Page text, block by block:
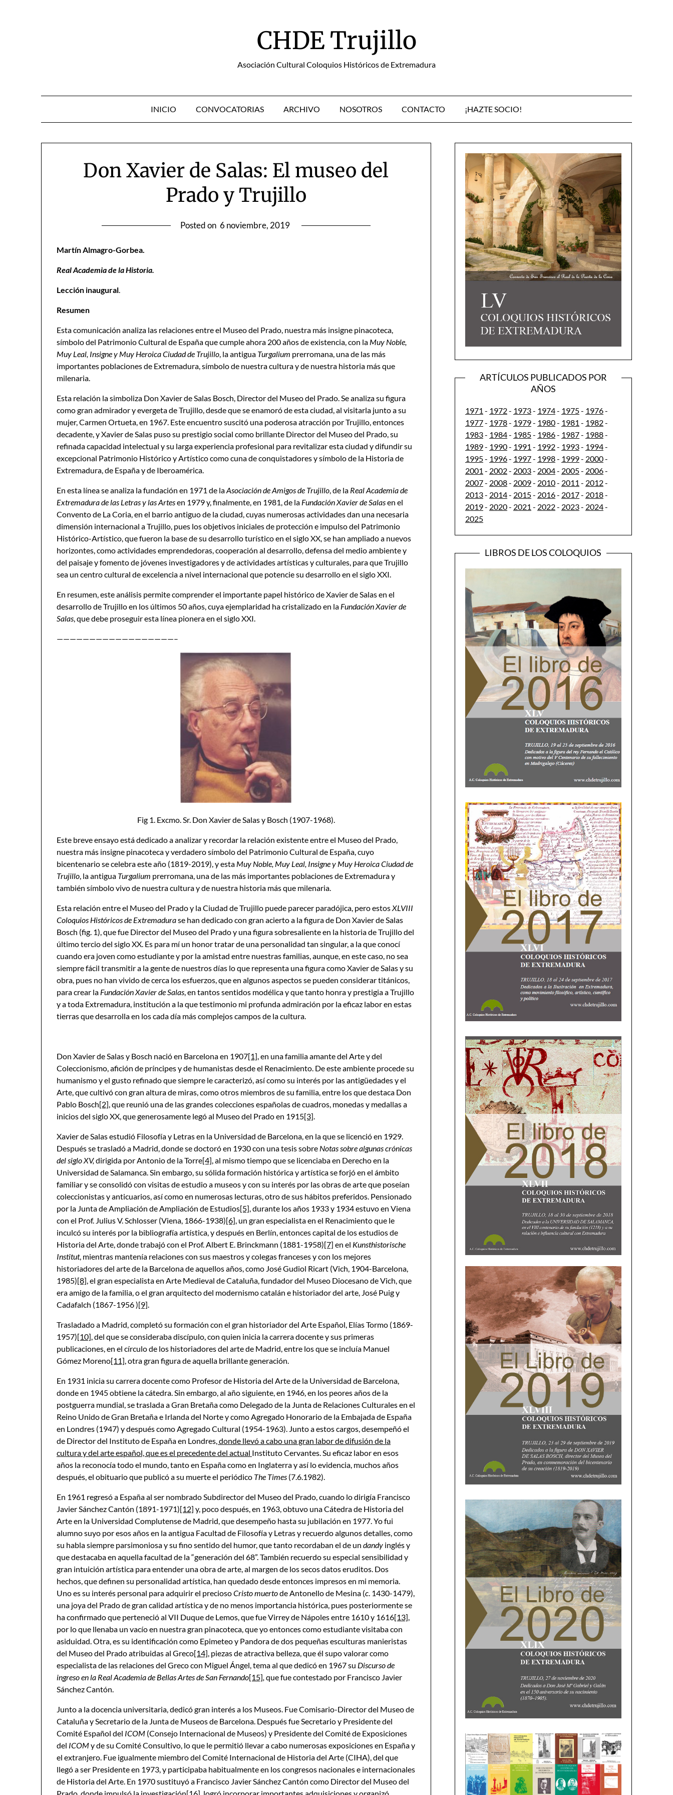
CHDE Trujillo
Asociación Cultural Coloquios Históricos de Extremadura
INICIO CONVOCATORIAS ARCHIVO NOSOTROS CONTACTO ¡HAZTE SOCIO!
Don Xavier de Salas: El museo del
Prado y Trujillo
Posted on 6 noviembre, 2019
Martín Almagro-Gorbea.
Real Academia de la Historia.
Lección inaugural.
Resumen
Esta comunicación analiza las relaciones entre el Museo del Prado, nuestra más insigne pinacoteca,
símbolo del Patrimonio Cultural de España que cumple ahora 200 años de existencia, con la Muy Noble,
Muy Leal, Insigne y Muy Heroica Ciudadde Trujillo, la antigua Turgalium prerromana, una de las más
importantes poblaciones de Extremadura, símbolo de nuestra cultura y de nuestra historia más que
milenaria.
Esta relación la simboliza Don Xavier de Salas Bosch, Director del Museo del Prado. Se analiza su figura
como gran admirador y evergeta de Trujillo, desde que se enamoró de esta ciudad, al visitarla junto a su
mujer, Carmen Ortueta, en 1967. Este encuentro suscitó una poderosa atracción por Trujillo, entonces
decadente, y Xavier de Salas puso su prestigio social como brillante Director del Museo del Prado, su
refinada capacidad intelectual y su larga experiencia profesional para revitalizar esta ciudad y difundir su
excepcional Patrimonio Histórico y Artístico como cuna de conquistadores y símbolo de la Historia de
Extremadura, de España y de Iberoamérica.
En esta línea se analiza la fundación en 1971 de laAsociación de Amigos de Trujillo, de la Real Academia de
Extremadura de las Letras y las Artesen 1979 y, finalmente, en 1981, de la Fundación Xavier de Salasen el
Convento de La Coria, en el barrio antiguo de la ciudad, cuyas numerosas actividades dan una necesaria
dimensión internacional a Trujillo, pues los objetivos iniciales de protección e impulso del Patrimonio
Histórico-Artístico, que fueron la base de su desarrollo turístico en el siglo XX, se han ampliado a nuevos
horizontes, como actividades emprendedoras, cooperación al desarrollo, defensa del medio ambiente y
del paisaje y fomento de jóvenes investigadores y de actividades artísticas y culturales, para que Trujillo
sea un centro cultural de excelencia a nivel internacional que potencie su desarrollo en el siglo XXI.
En resumen, este análisis permite comprender el importante papel histórico de Xavier de Salas en el
desarrollo de Trujillo en los últimos 50 años, cuya ejemplaridad ha cristalizado en la Fundación Xavier de
Salas, que debe proseguir esta línea pionera en el siglo XXI.
——————————————————–
Fig 1. Excmo. Sr. Don Xavier de Salas y Bosch (1907-1968).
Este breve ensayo está dedicado a analizar y recordar la relación existente entre el Museo del Prado,
nuestra más insigne pinacoteca y verdadero símbolo del Patrimonio Cultural de España, cuyo
bicentenario se celebra este año (1819-2019), y esta Muy Noble, Muy Leal, Insigne y Muy Heroica Ciudad de
Trujillo, la antigua Turgalium prerromana, una de las más importantes poblaciones de Extremadura y
también símbolo vivo de nuestra cultura y de nuestra historia más que milenaria.
Esta relación entre el Museo del Prado y la Ciudad de Trujillo puede parecer paradójica, pero estosXLVIII
Coloquios Históricos de Extremadurase han dedicado con gran acierto a la figura de Don Xavier de Salas
Bosch (fig. 1), que fue Director del Museo del Prado y una figura sobresaliente en la historia de Trujillo del
último tercio del siglo XX. Es para mí un honor tratar de una personalidad tan singular, a la que conocí
cuando era joven como estudiante y por la amistad entre nuestras familias, aunque, en este caso, no sea
siempre fácil transmitir a la gente de nuestros días lo que representa una figura como Xavier de Salas y su
obra, pues no han vivido de cerca los esfuerzos, que en algunos aspectos se pueden considerar titánicos,
para crear la Fundación Xavier de Salas, en tantos sentidos modélica y que tanto honra y prestigia a Trujillo
y a toda Extremadura, institución a la que testimonio mi profunda admiración por la eficaz labor en estas
tierras que desarrolla en los cada día más complejos campos de la cultura.
Don Xavier de Salas y Bosch nació en Barcelona en 1907[1], en una familia amante del Arte y del
Coleccionismo, afición de príncipes y de humanistas desde el Renacimiento. De este ambiente procede su
humanismo y el gusto refinado que siempre le caracterizó, así como su interés por las antigüedades y el
Arte, que cultivó con gran altura de miras, como otros miembros de su familia, entre los que destaca Don
Pablo Bosch[2], que reunió una de las grandes colecciones españolas de cuadros, monedas y medallas a
inicios del siglo XX, que generosamente legó al Museo del Prado en 1915[3].
Xavier de Salas estudió Filosofía y Letras en la Universidad de Barcelona, en la que se licenció en 1929.
Después se trasladó a Madrid, donde se doctoró en 1930 con una tesis sobre Notas sobre algunas crónicas
del siglo XV,dirigida por Antonio de la Torre[4], al mismo tiempo que se licenciaba en Derecho en la
Universidad de Salamanca. Sin embargo, su sólida formación histórica y artística se forjó en el ámbito
familiar y se consolidó con visitas de estudio a museos y con su interés por las obras de arte que poseían
coleccionistas y anticuarios, así como en numerosas lecturas, otro de sus hábitos preferidos. Pensionado
por la Junta de Ampliación de Ampliación de Estudios[5], durante los años 1933 y 1934 estuvo en Viena
con el Prof. Julius V. Schlosser (Viena, 1866-1938)[6], un gran especialista en el Renacimiento que le
inculcó su interés por la bibliografía artística, y después en Berlín, entonces capital de los estudios de
Historia del Arte, donde trabajó con el Prof. Albert E. Brinckmann (1881-1958)[7] en el Kunsthistorische
Institut, mientras mantenía relaciones con sus maestros y colegas franceses y con los mejores
historiadores del arte de la Barcelona de aquellos años, como José Gudiol Ricart (Vich, 1904-Barcelona,
1985)[8], el gran especialista en Arte Medieval de Cataluña, fundador del Museo Diocesano de Vich, que
era amigo de la familia, o el gran arquitecto del modernismo catalán e historiador del arte, José Puig y
Cadafalch (1867-1956 )[9].
Trasladado a Madrid, completó su formación con el gran historiador del Arte Español, Elías Tormo (1869-
1957)[10], del que se consideraba discípulo, con quien inicia la carrera docente y sus primeras
publicaciones, en el círculo de los historiadores del arte de Madrid, entre los que se incluía Manuel
Gómez Moreno[11], otra gran figura de aquella brillante generación.
En 1931 inicia su carrera docente como Profesor de Historia del Arte de la Universidad de Barcelona,
donde en 1945 obtiene la cátedra. Sin embargo, al año siguiente, en 1946, en los peores años de la
postguerra mundial, se traslada a Gran Bretaña como Delegado de la Junta de Relaciones Culturales en el
Reino Unido de Gran Bretaña e Irlanda del Norte y como Agregado Honorario de la Embajada de España
en Londres (1947) y después como Agregado Cultural (1954-1963). Junto a estos cargos, desempeñó el
de Director del Instituto de España en Londres, donde llevó a cabo una gran labor de difusión de la
cultura y del arte español, que es el precedente del actual Instituto Cervantes. Su eficaz labor en esos
años la reconocía todo el mundo, tanto en España como en Inglaterra y así lo evidencia, muchos años
después, el obituario que publicó a su muerte el periódico The Times (7.6.1982).
En 1961 regresó a España al ser nombrado Subdirector del Museo del Prado, cuando lo dirigía Francisco
Javier Sánchez Cantón (1891-1971)[12] y, poco después, en 1963, obtuvo una Cátedra de Historia del
Arte en la Universidad Complutense de Madrid, que desempeño hasta su jubilación en 1977. Yo fui
alumno suyo por esos años en la antigua Facultad de Filosofía y Letras y recuerdo algunos detalles, como
su habla siempre parsimoniosa y su fino sentido del humor, que tanto recordaban el de un dandy inglés y
que destacaba en aquella facultad de la “generación del 68”. También recuerdo su especial sensibilidad y
gran intuición artística para entender una obra de arte, al margen de los secos datos eruditos. Dos
hechos, que definen su personalidad artística, han quedado desde entonces impresos en mi memoria.
Uno es su interés personal para adquirir el preciosoCristo muertode Antonello de Mesina (c. 1430-1479),
una joya del Prado de gran calidad artística y de no menos importancia histórica, pues posteriormente se
ha confirmado que perteneció al VII Duque de Lemos, que fue Virrey de Nápoles entre 1610 y 1616[13],
por lo que llenaba un vacío en nuestra gran pinacoteca, que yo entonces como estudiante visitaba con
asiduidad. Otra, es su identificación como Epimeteo y Pandora de dos pequeñas esculturas manieristas
del Museo del Prado atribuidas al Greco[14], piezas de atractiva belleza, que él supo valorar como
especialista de las relaciones del Greco con Miguel Ángel, tema al que dedicó en 1967 su Discurso de
ingreso enla Real Academia de Bellas Artes de San Fernando[15],que fue contestado por Francisco Javier
Sánchez Cantón.
Junto a la docencia universitaria, dedicó gran interés a los Museos. Fue Comisario-Director del Museo de
Cataluña y Secretario de la Junta de Museos de Barcelona. Después fue Secretario y Presidente del
Comité Español del ICOM (Consejo Internacional de Museos) y Presidente del Comité de Exposiciones
del ICOMy de su Comité Consultivo, lo que le permitió llevar a cabo numerosas exposiciones en España y
el extranjero. Fue igualmente miembro del Comité Internacional de Historia del Arte (CIHA), del que
llegó a ser Presidente en 1973, y participaba habitualmente en los congresos nacionales e internacionales
de Historia del Arte. En 1970 sustituyó a Francisco Javier Sánchez Cantón como Director del Museo del
ARTÍCULOS PUBLICADOS POR
AÑOS
1971 - 1972- 1973- 1974- 1975- 1976-
1977- 1978- 1979- 1980- 1981 - 1982-
1983- 1984- 1985- 1986- 1987- 1988-
1989- 1990- 1991 - 1992- 1993- 1994-
1995- 1996- 1997- 1998- 1999- 2000-
2001 - 2002- 2003- 2004- 2005- 2006-
2007- 2008- 2009- 2010- 2011 - 2012-
2013- 2014- 2015- 2016- 2017- 2018-
2019- 2020- 2021 - 2022- 2023- 2024-
2025
LIBROS DE LOS COLOQUIOS